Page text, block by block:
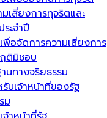
มเสี่ยงการทุจริตและ
ะจำปี
พื่อจัดการความเสี่ยงการ
ติมิชอบ
นทางจริยธรรม
บเจ้าหน้าที่ของรัฐ
ม